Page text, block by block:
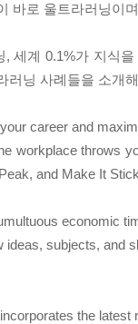
바로 울트라러닝이
, 세계 0.1%가 지식
러닝 사례들을 소개
career and
workplace throws
and Make It
economic
ideas, subjects, and
the